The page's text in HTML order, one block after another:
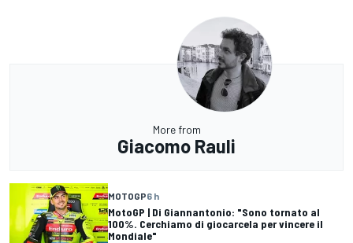
More from
Giacomo Rauli
MOTOGP6 h
MotoGP | Di Giannantonio: "Sono tornato al
100%. Cerchiamo di giocarcela per vincere il
Mondiale"